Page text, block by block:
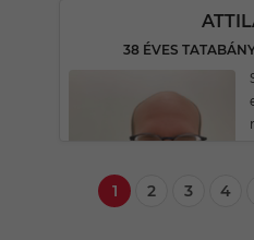
38 ÉVES
1 2 3 4